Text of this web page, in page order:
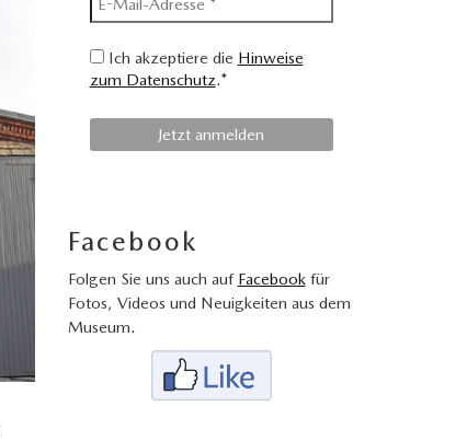
Ich akzeptiere die Hinweise
zum Datenschutz.*
Facebook
Folgen Sie uns auch auf Facebookfür
Fotos, Videos und Neuigkeiten aus dem
Museum.